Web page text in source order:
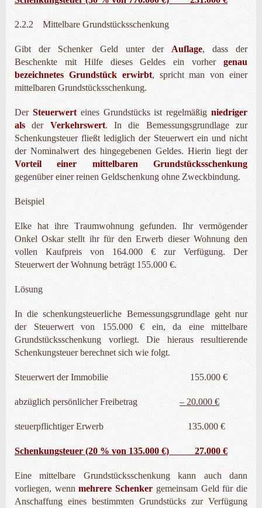
2.2.2 Mittelbare Grundstücksschenkung
Gibt der Schenker Geld unter der Auflage, dass der
Beschenkte mit Hilfe dieses Geldes ein vorher genau
bezeichnetes Grundstück erwirbt, spricht man von einer
mittelbaren Grundstücksschenkung.
Der Steuerwerteines Grundstücks ist regelmäßignie­driger
als der Verkehrswert. In die Bemessungsgrundlage zur
Schenkungsteuer fließt lediglich der Steuerwert ein und nicht
der Nominalwert des hingegebenen Geldes. Hierin liegt der
Vorteil einer mittelbaren Grundstücksschenkung
gegenüber einer reinen Geldschenkung ohne Zweckbindung.
Beispiel
Elke hat ihre Traumwohnung gefunden. Ihr vermögender
Onkel Oskar stellt ihr für den Erwerb dieser Wohnung den
vollen Kaufpreis von 164.000 € zur Verfügung. Der
Steuerwert der Wohnung beträgt 155.000 €.
Lösung
In die schenkungsteuerliche Bemessungsgrundlage geht nur
der Steuerwert von 155.000 € ein, da eine mittelbare
Grundstücksschenkung vorliegt. Die hieraus resultierende
Schenkungsteuer berechnet sich wie folgt.
Steuerwert der Immobilie 155.000 €
abzüglich persönlicher Freibetrag– 20.000 €
steuerpflichtiger Erwerb 135.000 €
Schenkungsteuer (20 % von 135.000 €) 27.000 €
Eine mittelbare Grundstücksschenkung kann auch dann
vorliegen, wennmehrere Schenker gemeinsam Geld für die
Anschaffung eines bestimmten Grundstücks zur Verfügung